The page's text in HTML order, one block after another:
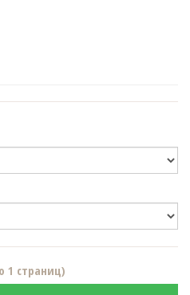
1 страниц)